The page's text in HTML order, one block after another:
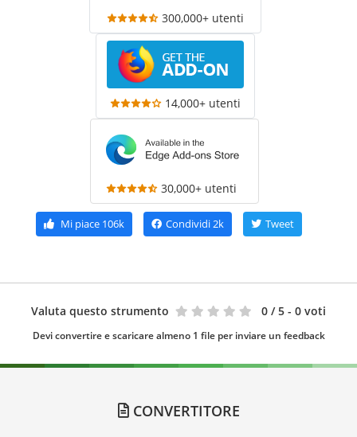
300,000+ utenti
14,000+ utenti
30,000+ utenti
Mi piace 106k Condividi2k Tweet
Valuta questo strumento 0 / 5 - 0 voti
Devi convertire e scaricare almeno 1 file per inviare un feedback
CONVERTITORE